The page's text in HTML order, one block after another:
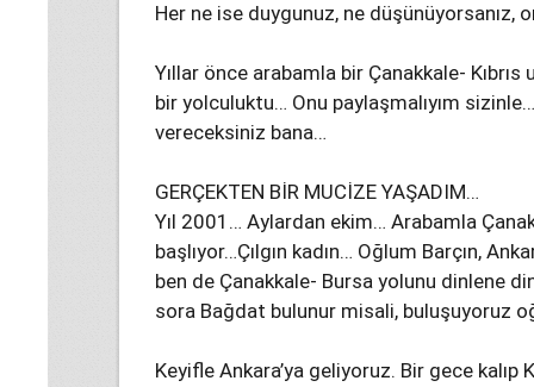
Her ne ise duygunuz, ne düşünüyorsanız,
Yıllar önce arabamla bir Çanakkale-
bir yolculuktu… Onu paylaşmalıyım
vereceksiniz bana…
GERÇEKTEN BİR MUCİZE YAŞADIM…
Yıl 2001… Aylardan ekim… Arabamla
başlıyor…Çılgın kadın… Oğlum Barçın,
ben de Çanakkale- Bursa yolunu dinlene
sora Bağdat bulunur misali, buluşuyoruz
Keyifle Ankara’ya geliyoruz. Bir gece